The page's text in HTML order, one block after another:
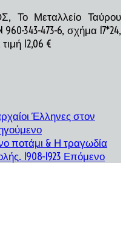
Το Μεταλλείο Ταύρου
343-473-6, σχήμα 17*24,
12,06 €
Έλληνες στον
ποτάμι & Η τραγωδία
1908-1923 Επόμενο